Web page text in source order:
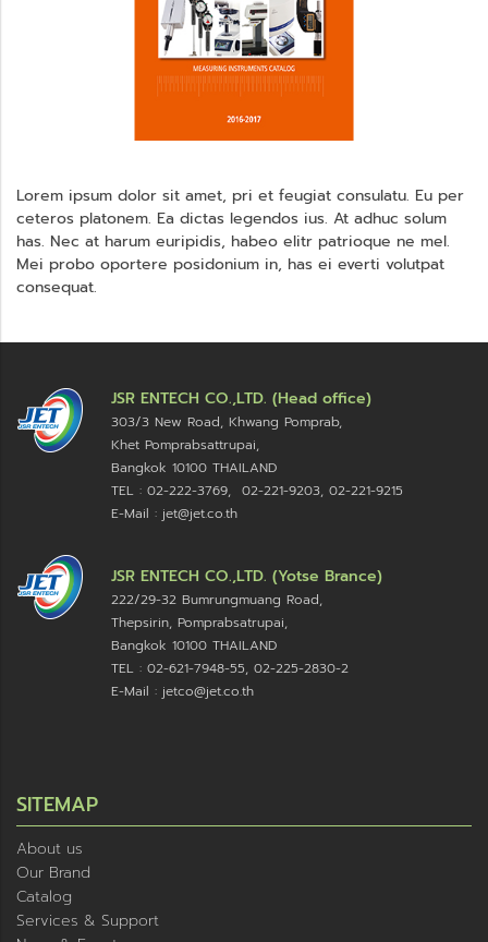
Lorem ipsum dolor sit amet, pri et feugiat consulatu. Eu per
ceteros platonem. Ea dictas legendos ius. At adhuc solum
has. Nec at harum euripidis, habeo elitr patrioque ne mel.
Mei probo oportere posidonium in, has ei everti volutpat
consequat.
JSR ENTECH CO.,LTD. (Head office)
303/3 New Road, Khwang Pomprab,
Khet Pomprabsattrupai,
Bangkok 10100 THAILAND
TEL : 02-222-3769, 02-221-9203, 02-221-9215
E-Mail : jet@jet.co.th
JSR ENTECH CO.,LTD. (Yotse Brance)
222/29-32 Bumrungmuang Road,
Thepsirin, Pomprabsatrupai,
Bangkok 10100 THAILAND
TEL : 02-621-7948-55, 02-225-2830-2
E-Mail : jetco@jet.co.th
SITEMAP
About us
Our Brand
Catalog
Services & Support